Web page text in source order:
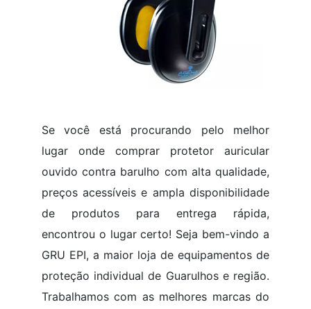
Se você está procurando pelo melhor
lugar onde comprar protetor auricular
ouvido contra barulho com alta qualidade,
preços acessíveis e ampla disponibilidade
de produtos para entrega rápida,
encontrou o lugar certo! Seja bem-vindo a
GRU EPI, a maior loja de equipamentos de
proteção individual de Guarulhos e região.
Trabalhamos com as melhores marcas do